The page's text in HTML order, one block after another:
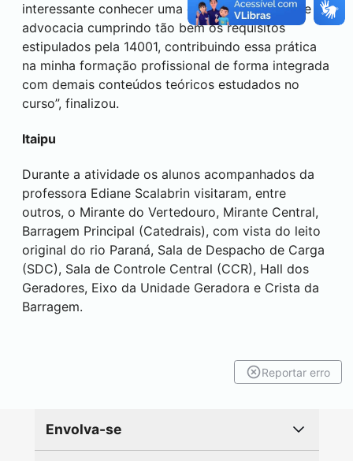
interessante conhecer uma empresa do ramo de
advocacia cumprindo tão bem os requisitos
estipulados pela 14001, contribuindo essa prática
na minha formação profissional de forma integrada
com demais conteúdos teóricos estudados no
curso”, finalizou.
Itaipu
Durante a atividade os alunos acompanhados da
professora Ediane Scalabrin visitaram, entre
outros, o Mirante do Vertedouro, Mirante Central,
Barragem Principal (Catedrais), com vista do leito
original do rio Paraná, Sala de Despacho de Carga
(SDC), Sala de Controle Central (CCR), Hall dos
Geradores, Eixo da Unidade Geradora e Crista da
Barragem.
Reportar erro
Envolva-se